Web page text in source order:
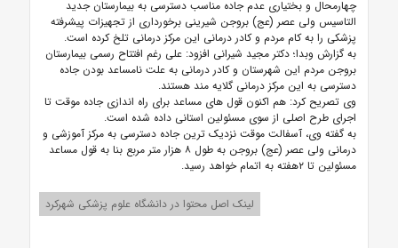
چهارمحال و بختیاری عدم جاده مناسب دسترسی به بیمارستان جدید
التاسیس ولی عصر (عج) بروجن شیرینی برخورداری از تجهیزات پیشرفته
پزشکی را به کام مردم و کادر درمانی این مرکز درمانی تلخ کرده است.
به گزارش وبدا؛ دکتر مجید شیرانی افزود: علی رغم افتتاح رسمی بیمارستان
بروجن مردم این شهرستان و کادر درمانی به علت نامساعد بودن جاده
دسترسی به این مرکز درمانی گلایه مند هستند.
وی تصریح کرد: هم اکنون قول های مساعد برای راه اندازی جاده موقت تا
اجرای طرح اصلی از سوی مسئولین استانی داده شده است.
به گفته وی، آسفالت موقت نزدیک ترین جاده دسترسی به مرکز آموزشی و
درمانی ولی عصر (عج) بروجن به طول ۸ هزار متر مربع بنا به قول مساعد
مسئولین تا ۲هفته به اتمام خواهد رسید.
لینک اصل محتوا در دانشگاه علوم پزشکی شهرکرد